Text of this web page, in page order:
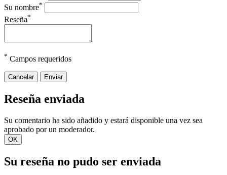
Su nombre*
Reseña*
* Campos requeridos
Cancelar Enviar
Reseña enviada
Su comentario ha sido añadido y estará disponible una vez sea
aprobado por un moderador.
OK
Su reseña no pudo ser enviada